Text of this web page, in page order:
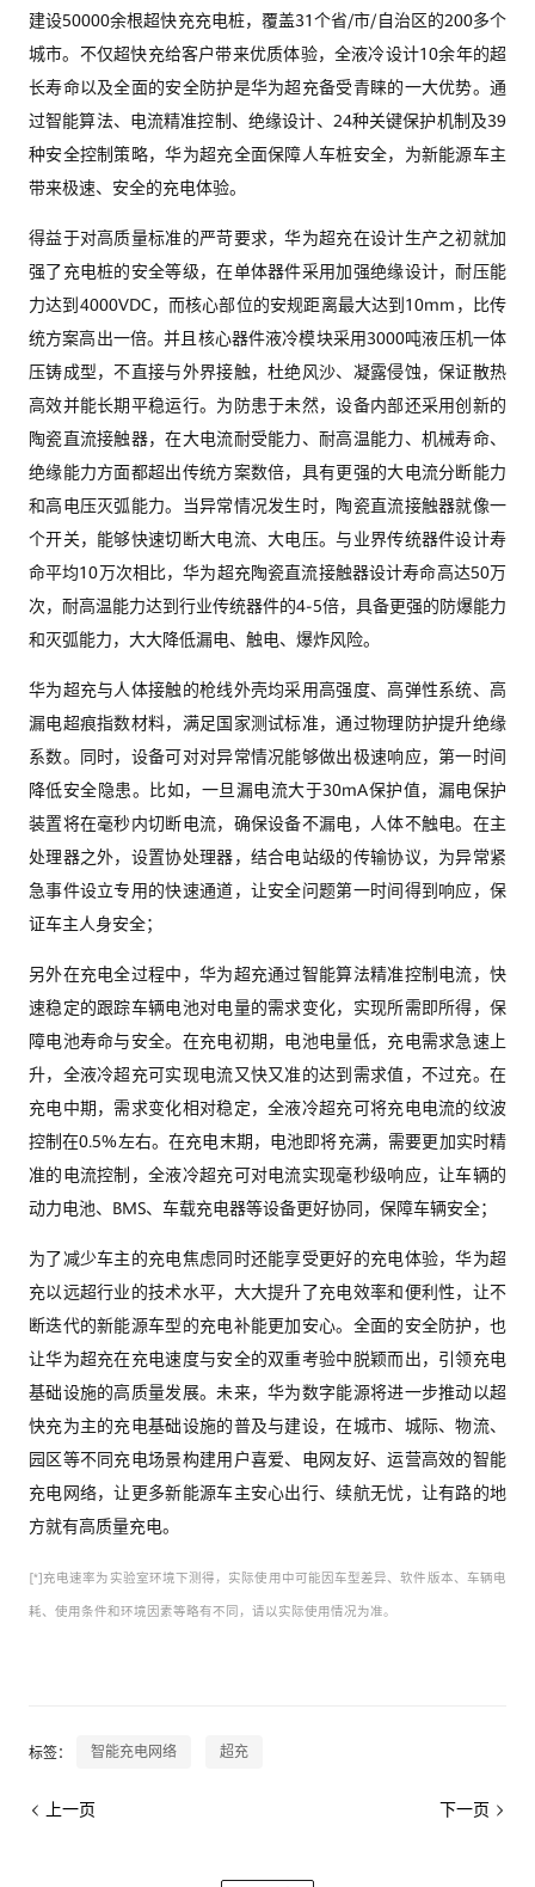
建设50000余根超快充充电桩，覆盖31个省/市/自治区的200多个
城市。不仅超快充给客户带来优质体验，全液冷设计10余年的超
长寿命以及全面的安全防护是华为超充备受青睐的一大优势。通
过智能算法、电流精准控制、绝缘设计、24种关键保护机制及39
种安全控制策略，华为超充全面保障人车桩安全，为新能源车主
带来极速、安全的充电体验。
得益于对高质量标准的严苛要求，华为超充在设计生产之初就加
强了充电桩的安全等级，在单体器件采用加强绝缘设计，耐压能
力达到4000VDC，而核心部位的安规距离最大达到10mm，比传
统方案高出一倍。并且核心器件液冷模块采用3000吨液压机一体
压铸成型，不直接与外界接触，杜绝风沙、凝露侵蚀，保证散热
高效并能长期平稳运行。为防患于未然，设备内部还采用创新的
陶瓷直流接触器，在大电流耐受能力、耐高温能力、机械寿命、
绝缘能力方面都超出传统方案数倍，具有更强的大电流分断能力
和高电压灭弧能力。当异常情况发生时，陶瓷直流接触器就像一
个开关，能够快速切断大电流、大电压。与业界传统器件设计寿
命平均10万次相比，华为超充陶瓷直流接触器设计寿命高达50万
次，耐高温能力达到行业传统器件的4-5倍，具备更强的防爆能力
和灭弧能力，大大降低漏电、触电、爆炸风险。
华为超充与人体接触的枪线外壳均采用高强度、高弹性系统、高
漏电超痕指数材料，满足国家测试标准，通过物理防护提升绝缘
系数。同时，设备可对对异常情况能够做出极速响应，第一时间
降低安全隐患。比如，一旦漏电流大于30mA保护值，漏电保护
装置将在毫秒内切断电流，确保设备不漏电，人体不触电。在主
处理器之外，设置协处理器，结合电站级的传输协议，为异常紧
急事件设立专用的快速通道，让安全问题第一时间得到响应，保
证车主人身安全；
另外在充电全过程中，华为超充通过智能算法精准控制电流，快
速稳定的跟踪车辆电池对电量的需求变化，实现所需即所得，保
障电池寿命与安全。在充电初期，电池电量低，充电需求急速上
升，全液冷超充可实现电流又快又准的达到需求值，不过充。在
充电中期，需求变化相对稳定，全液冷超充可将充电电流的纹波
控制在0.5%左右。在充电末期，电池即将充满，需要更加实时精
准的电流控制，全液冷超充可对电流实现毫秒级响应，让车辆的
动力电池、BMS、车载充电器等设备更好协同，保障车辆安全；
为了减少车主的充电焦虑同时还能享受更好的充电体验，华为超
充以远超行业的技术水平，大大提升了充电效率和便利性，让不
断迭代的新能源车型的充电补能更加安心。全面的安全防护，也
让华为超充在充电速度与安全的双重考验中脱颖而出，引领充电
基础设施的高质量发展。未来，华为数字能源将进一步推动以超
快充为主的充电基础设施的普及与建设，在城市、城际、物流、
园区等不同充电场景构建用户喜爱、电网友好、运营高效的智能
充电网络，让更多新能源车主安心出行、续航无忧，让有路的地
方就有高质量充电。
[*]充电速率为实验室环境下测得，实际使用中可能因车型差异、软件版本、车辆电
耗、使用条件和环境因素等略有不同，请以实际使用情况为准。
标签： 智能充电网络 超充
上一页 下一页